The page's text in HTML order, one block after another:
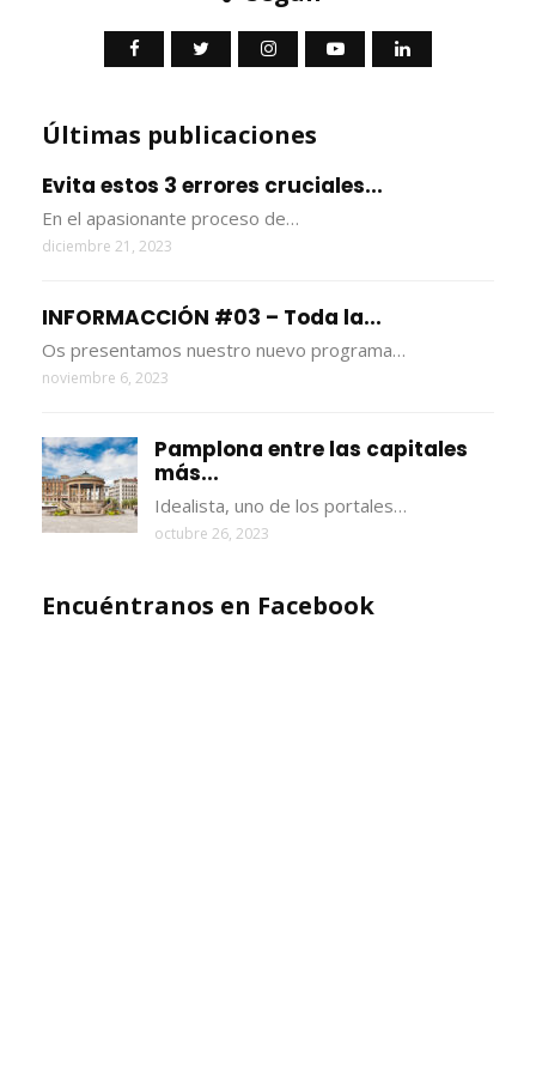
Últimas publicaciones
Evita estos 3 errores cruciales...
En el apasionante proceso de…
diciembre 21, 2023
INFORMACCIÓN #03 – Toda la...
Os presentamos nuestro nuevo programa…
noviembre 6, 2023
Pamplona entre las capitales
más...
Idealista, uno de los portales…
octubre 26, 2023
Encuéntranos en Facebook